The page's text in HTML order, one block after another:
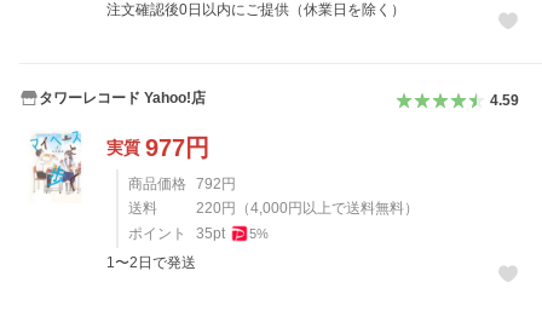
注文確認後0日以内にご提供（休業日を除く）
タワーレコード Yahoo!店 4.59
実質 977円
商品価格 792 円
送料
220 円 （4,000 円以上で送料無料）
ポイント
35pt 5%
1〜2日で発送